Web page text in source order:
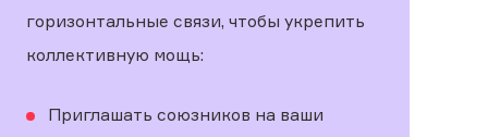
горизонтальные связи, чтобы укрепить
коллективную мощь:
Приглашать союзников на ваши